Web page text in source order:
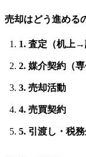
売却はどう進める
1. 査定（机上→
2. 媒介契約（専
3. 売却活動
4. 売買契約
5. 引渡し・税